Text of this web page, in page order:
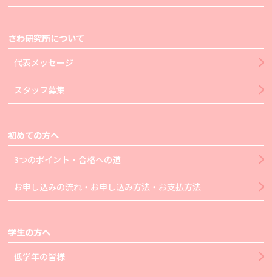
さわ研究所について
代表メッセージ
スタッフ募集
初めての方へ
3つのポイント・合格への道
お申し込みの流れ・お申し込み方法・お支払方法
学生の方へ
低学年の皆様